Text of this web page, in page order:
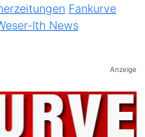
Fankurve
Ith News
Anzeige